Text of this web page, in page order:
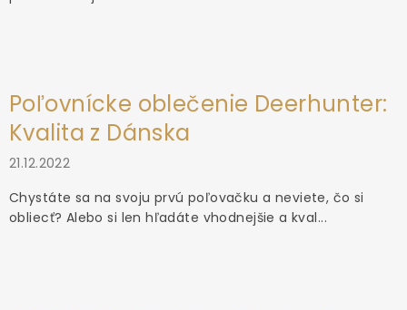
Poľovnícke oblečenie Deerhunter:
Kvalita z Dánska
21.12.2022
Chystáte sa na svoju prvú poľovačku a neviete, čo si
obliecť? Alebo si len hľadáte vhodnejšie a kval...